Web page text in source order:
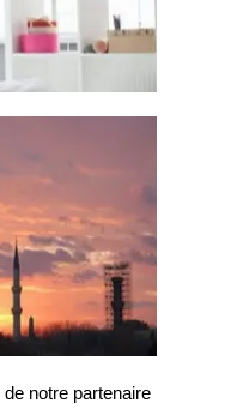
de notre partenaire